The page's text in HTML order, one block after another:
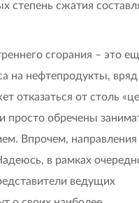
степень сжатия
сгорания – это
на нефтепродукты,
от столь
просто обречены
Впрочем, направления
в рамках
ведущих